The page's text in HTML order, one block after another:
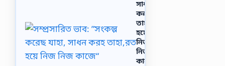
সাধন
করহ
তাহা,রত
হয়ে
নিজ
নিজ
কাজে“